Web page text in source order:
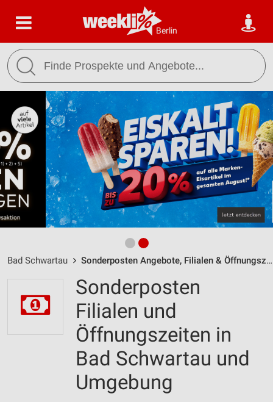
Berlin
Bad Schwartau Sonderposten Angebote, Filialen & Öffnungszeiten
Sonderposten
Filialen und
Öffnungszeiten in
Bad Schwartau und
Umgebung